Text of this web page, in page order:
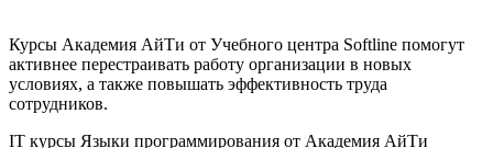
Курсы Академия АйТи от Учебного центра Softline помогут
активнее перестраивать работу организации в новых
условиях, а также повышать эффективность труда
сотрудников.
IT курсы Языки программирования от Академия АйТи